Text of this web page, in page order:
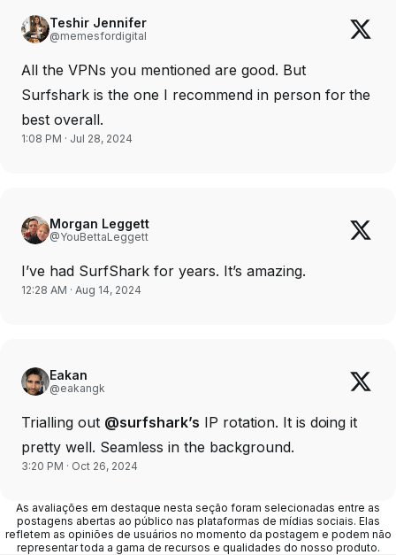
Teshir Jennifer
@memesfordigital
All the VPNs you mentioned are good. But
Surfshark is the one I recommend in person for the
best overall.
1:08 PM · Jul 28, 2024
Morgan Leggett
@YouBettaLeggett
I’ve had SurfShark for years. It’s amazing.
12:28 AM · Aug 14, 2024
Eakan
@eakangk
Trialling out @surfshark’s IP rotation. It is doing it
pretty well. Seamless in the background.
3:20 PM · Oct 26, 2024
As avaliações em destaque nesta seção foram selecionadas entre as
postagens abertas ao público nas plataformas de mídias sociais. Elas
refletem as opiniões de usuários no momento da postagem e podem não
representar toda a gama de recursos e qualidades do nosso produto.